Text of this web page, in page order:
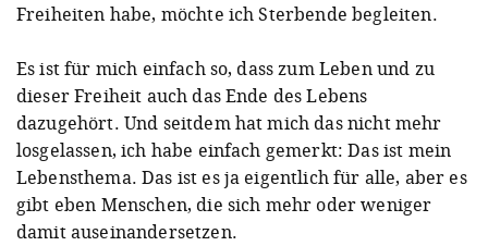
Freiheiten habe, möchte ich Sterbende begleiten.
Es ist für mich einfach so, dass zum Leben und zu
dieser Freiheit auch das Ende des Lebens
dazugehört. Und seitdem hat mich das nicht mehr
losgelassen, ich habe einfach gemerkt: Das ist mein
Lebensthema. Das ist es ja eigentlich für alle, aber es
gibt eben Menschen, die sich mehr oder weniger
damit auseinandersetzen.